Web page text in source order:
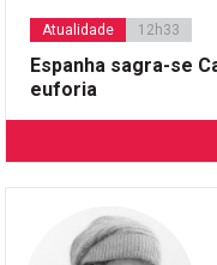
Atualidade 12h33
Espanha sagra-se
euforia